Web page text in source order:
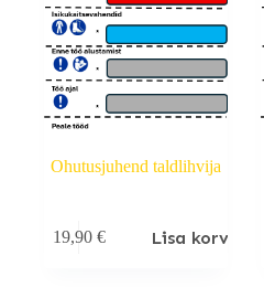
Ohutusjuhend taldlihvija
19,90 € Lisa korvi